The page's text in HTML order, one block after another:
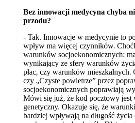
Bez innowacji medycyna chyba
przodu?
- Tak. Innowacje w medycynie to
wpływ ma więcej czynników.
warunków socjoekonomicznych:
wynikający ze sfery warunków
płac, czy warunków
czy „Czyste powietrze” przez
socjoekonomicznych poprawiają
Mówi się już, że kod pocztowy jest
genetyczny. Okazuje się, że
bardziej wpływają na długość